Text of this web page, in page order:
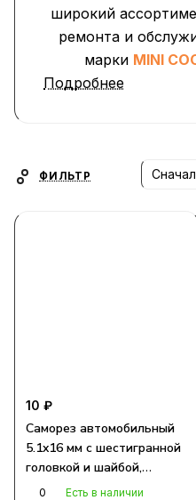
широкий
ремонта и
марки MINI
представлены
подкрылков,
Подробнее
ФИЛЬТР
10 ₽
Саморез автомобильный
5.1x16 мм с шестигранной
головкой и шайбой,
черный S=8
0
Есть в наличии